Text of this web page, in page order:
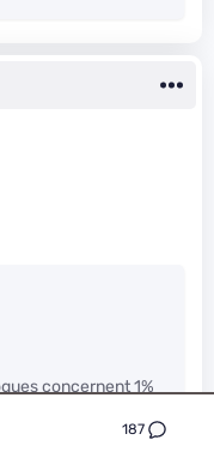
187
concernent 1%
cherche à être
tu vas dans une